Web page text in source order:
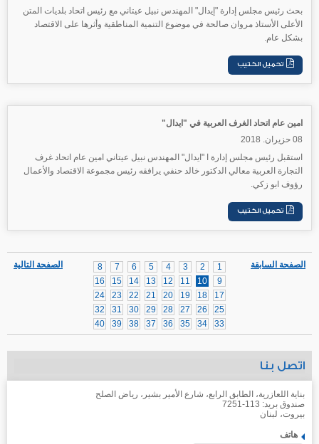
بحث رئيس مجلس إدارة "إيدال" المهندس نبيل عيتاني مع رئيس اتحاد بلديات المتن
الأعلى الأستاذ مروان صالحة في موضوع التنمية المناطقية وأثرها على الاقتصاد
بشكل عام.
امين عام اتحاد الغرف العربية في "ايدال"
08 حزيران. 2018
استقبل رئيس مجلس إدارة ا "ايدال" المهندس نبيل عيتاني امين عام اتحاد غرف
التجارة العربية معالي الدكتور خالد حنفي يرافقه رئيس مجموعة الاقتصاد والأعمال
رؤوف ابو زكي.
الصفحة التالية 1
2
3
4
5
6
7
8
9
10
11
12
13
14
15
16
17
18
19
20
21
22
23
24
25
26
27
28
29
30
31
32
33
34
35
36
37
38
39
40
الصفحة السابقة
اتصل بنا
بناية اللعازرية، الطابق الرابع، شارع الأمير بشير، رياض الصلح
صندوق بريد: 113-7251
بيروت، لبنان
هاتف